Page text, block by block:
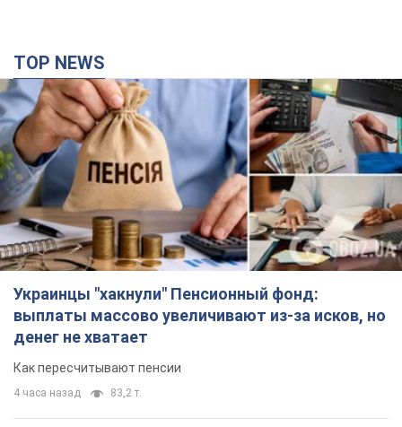
TOP NEWS
Украинцы "хакнули" Пенсионный фонд:
выплаты массово увеличивают из-за исков, но
денег не хватает
Как пересчитывают пенсии
4 часа назад 83,2 т.